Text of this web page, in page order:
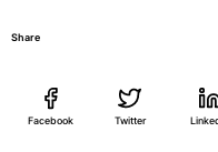
Share
Facebook Twitter